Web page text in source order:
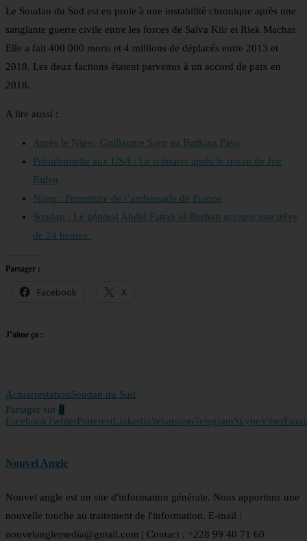
Le Soudan du Sud est en proie à une instabilité chronique après une
sanglante guerre civile entre les forces de Salva Kiir et Riek Machar.
Elle a fait 400 000 morts et 4 millions de déplacés entre 2013 et
2018. Les deux factions étaient parvenus à un accord de paix en
2018.
A lire aussi :
Après le Niger, Guillaume Soro au Burkina Faso
Présidentielle aux USA : Le scénario après le retrait de Joe
Biden
Niger : Fermeture de l’ambassade de France
Soudan : Le général Abdel Fattah al-Burhan accepte une trêve
de 24 heures
Partager :
Facebook X
J’aime ça :
ActuarrestationSoudan du Sud
Partager sur 0
FacebookTwitterPinterestLinkedinWhatsappTelegramSkypeViber
Nouvel Angle
Nouvel angle est un site d'information générale. Nous apportons une
nouvelle touche au traitement de l'information. E-mail :
nouvelanglemedia@gmail.com | Contact : +228 99 40 71 60